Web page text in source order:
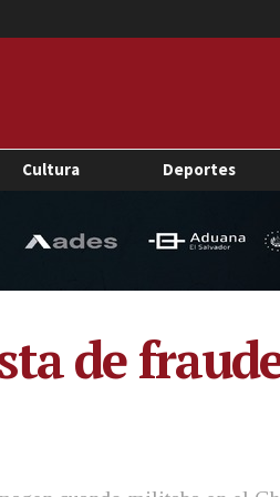
Cultura Deportes
de